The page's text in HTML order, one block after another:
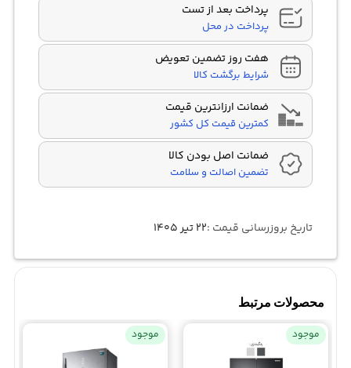
پرداخت بعد از تست
پرداخت در محل
هفت روز تضمین تعویض
شرایط برگشت کالا
ضمانت ارزانترین قیمت
کمترین قیمت کل کشور
ضمانت اصل بودن کالا
تضمین اصالت و سلامت
تاریخ بروزرسانی قیمت :۲۲ تیر ۱۴۰۵
محصولات مرتبط
موجود موجود